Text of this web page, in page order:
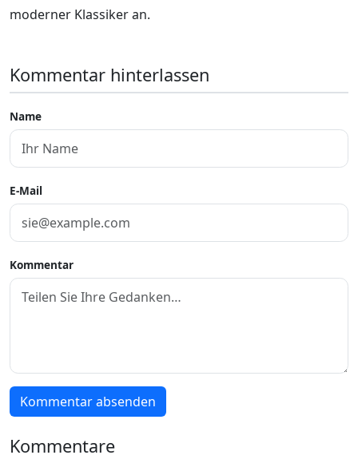
moderner Klassiker an.
Kommentar hinterlassen
Name
E-Mail
Kommentar
Kommentar absenden
Kommentare